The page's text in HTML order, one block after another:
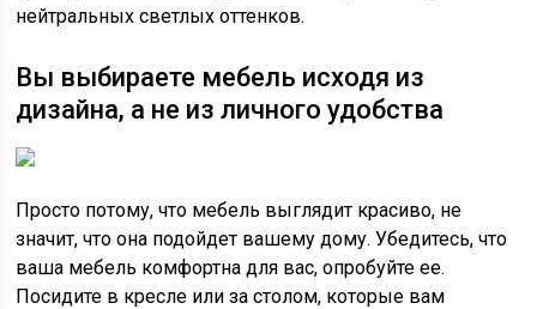
нейтральных светлых оттенков.
Вы выбираете мебель исходя из
дизайна, а не из личного удобства
Просто потому, что мебель выглядит красиво, не
значит, что она подойдет вашему дому. Убедитесь, что
ваша мебель комфортна для вас, опробуйте ее.
Посидите в кресле или за столом, которые вам